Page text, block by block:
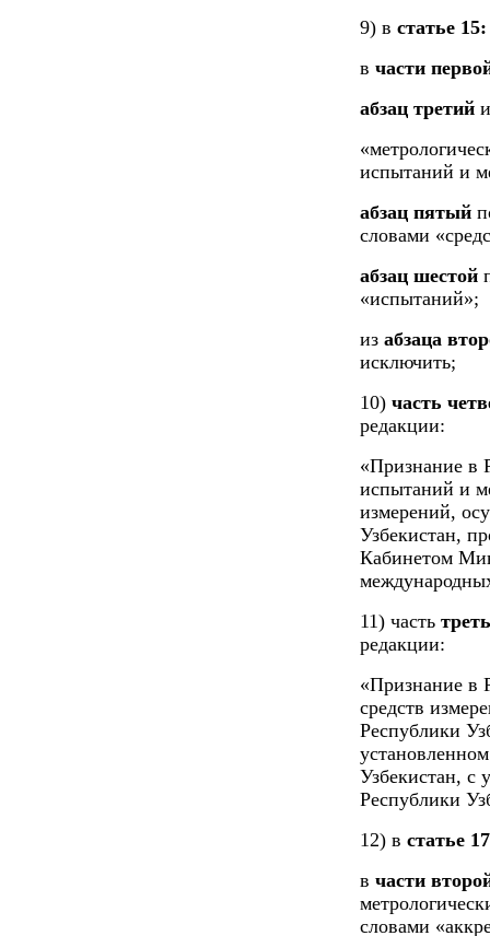
9) в статье 15:
в части
абзац третий
испытаний и
абзац пятый
словами
абзац шестой
«испытаний»;
из абзаца
исключить;
10) часть
редакции:
«Признание в
испытаний и
измерений,
Узбекистан,
Кабинетом
11) часть
редакции:
«Признание в
средств
Республики
Узбекистан, с
Республики
12) в статье
в части
словами